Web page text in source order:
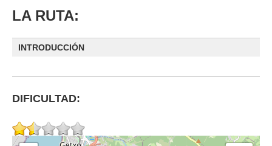
LA RUTA:
INTRODUCCIÓN
DIFICULTAD: